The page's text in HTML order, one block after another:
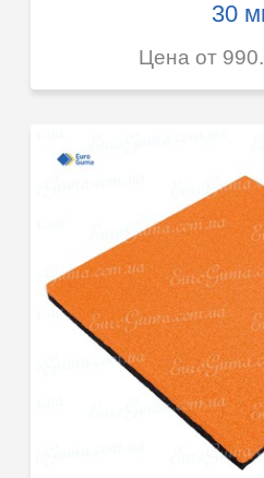
30
Цена от